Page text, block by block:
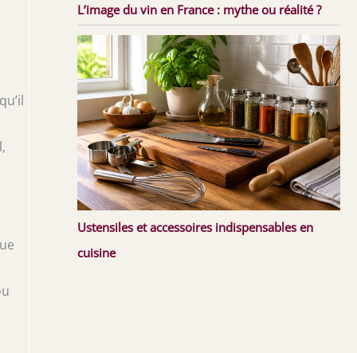
L’image du vin en France : mythe ou réalité ?
Ustensiles et accessoires indispensables en
cuisine